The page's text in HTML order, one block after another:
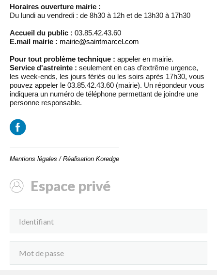
Horaires ouverture mairie :
Du lundi au vendredi : de 8h30 à 12h et de 13h30 à 17h30
Accueil du public : 03.85.42.43.60
E.mail mairie : mairie@saintmarcel.com
Pour tout problème technique : appeler en mairie.
Service d'astreinte : seulement en cas d’extrême urgence,
les week-ends, les jours fériés ou les soirs après 17h30, vous
pouvez appeler le 03.85.42.43.60 (mairie). Un répondeur vous
indiquera un numéro de téléphone permettant de joindre une
personne responsable.
Mentions légales / Réalisation Koredge
Espace privé